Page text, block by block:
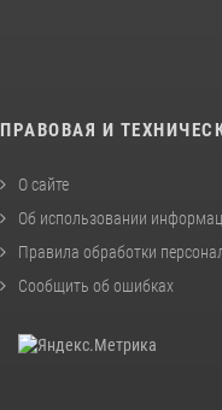
ПРАВОВАЯ И
О сайте
Об использовании
Правила обработки
Сообщить об ошибках